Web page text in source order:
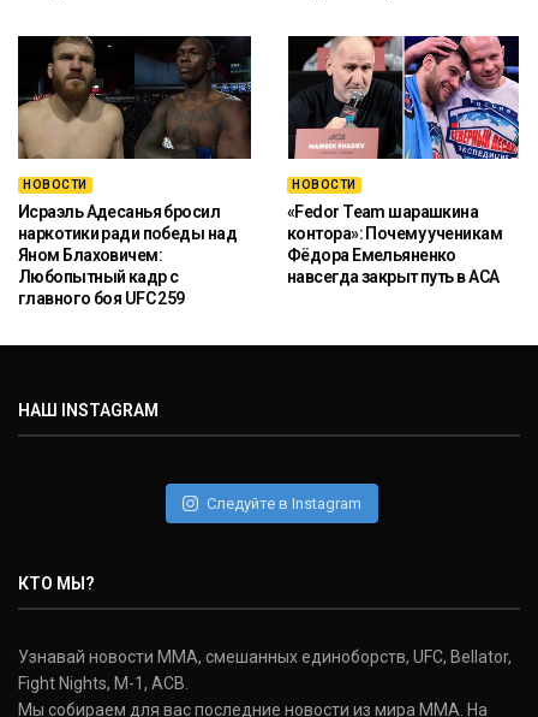
НОВОСТИ
Исраэль Адесанья бросил
наркотики ради победы над
Яном Блаховичем:
Любопытный кадр с
главного боя UFC 259
НОВОСТИ
«Fedor Team шарашкина
контора»: Почему ученикам
Фёдора Емельяненко
навсегда закрыт путь в ACA
НАШ INSTAGRAM
Следуйте в Instagram
КТО МЫ?
Узнавай новости ММА, смешанных единоборств, UFC, Bellator,
Fight Nights, M-1, ACB.
Мы собираем для вас последние новости из мира ММА. На